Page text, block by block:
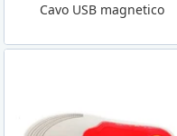
Cavo USB magnetico